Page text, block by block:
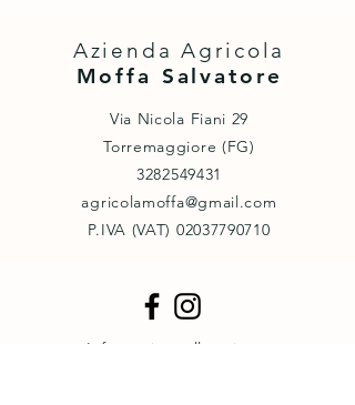
Azienda Agricola
Moffa Salvatore
Via Nicola Fiani 29
Torremaggiore (FG)
3282549431
agricolamoffa@gmail.com
P.IVA (VAT) ‭02037790710‬
Informativa sulla privacy